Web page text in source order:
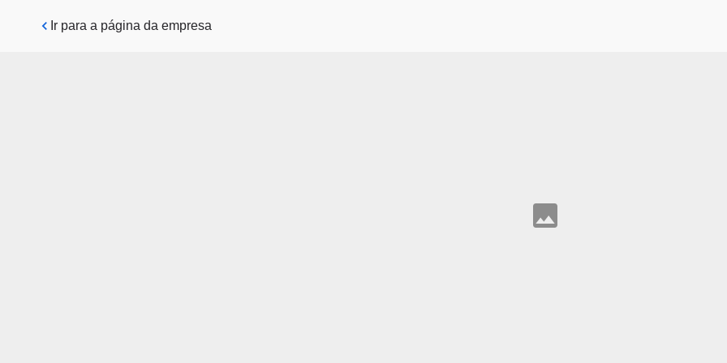
Pular para o conteúdo principal
Ir para a página da empresa